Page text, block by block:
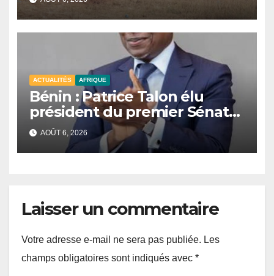
jihadiste.
ACTUALITÉS AFRIQUE
Bénin : Patrice Talon élu
président du premier Sénat
de l’histoire du pays.
AOÛT 6, 2026
Laisser un commentaire
Votre adresse e-mail ne sera pas publiée. Les
champs obligatoires sont indiqués avec *